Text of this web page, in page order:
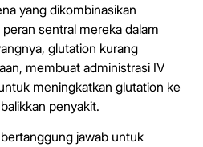
yang dikombinasikan
sentral mereka dalam
glutation kurang
membuat administrasi IV
meningkatkan glutation ke
penyakit.
jawab untuk